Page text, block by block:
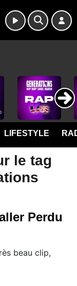
LIFESTYLE
le tag
Perdu
beau clip,